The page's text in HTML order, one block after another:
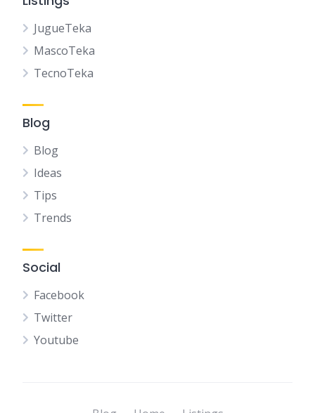
JugueTeka
MascoTeka
TecnoTeka
Blog
Blog
Ideas
Tips
Trends
Social
Facebook
Twitter
Youtube